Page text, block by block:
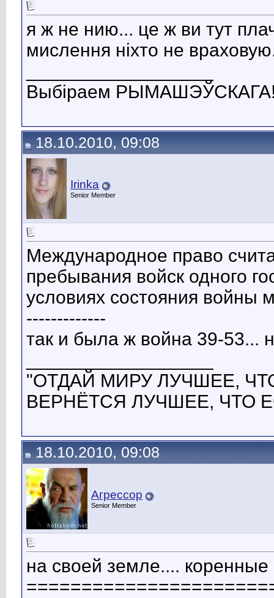
я ж не нию... це ж ви тут
мислення ніхто не
Выбіраем
18.10.2010, 09:08
Irinka
Senior Member
Международное право
пребывания войск одного
условиях состояния войны
-------------
так и была ж война 39-53...
"ОТДАЙ МИРУ ЛУЧШЕЕ,
ВЕРНЁТСЯ ЛУЧШЕЕ, ЧТО
18.10.2010, 09:08
Агрессор
Senior Member
на своей земле....